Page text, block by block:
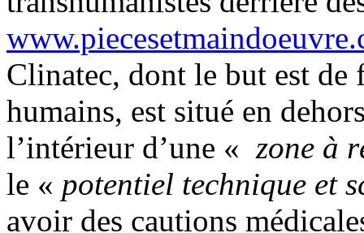
Clinatec, dont le but est de
humains, est situé en
l’intérieur d’une « zone à
le « potentiel technique et
avoir des cautions